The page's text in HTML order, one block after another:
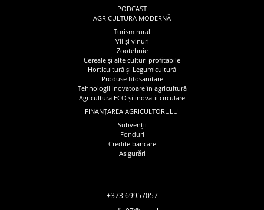
PODCAST
AGRICULTURA MODERNĂ
Turism rural
Vii și vinuri
Zootehnie
Cereale și alte culturi profitabile
Horticultură și Legumicultură
Produse fitosanitare
Tehnologii inovatoare în agricultură
Agricultura ECO și inovatii circulare
FINANȚAREA AGRICULTORULUI
Subvenții
Fonduri
Credite bancare
Asigurări
+373 69957057